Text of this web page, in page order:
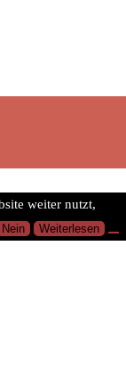
weiter nutzt,
Nein Weiterlesen